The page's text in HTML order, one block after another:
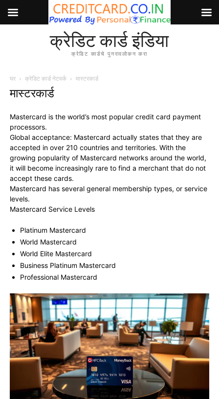
क्रेडिट कार्ड इंडिया
क्रेडिट कार्डचे पुनरावलोकन करा
घर क्रेडिट कार्ड नेटवर्क मास्टरकार्ड
मास्टरकार्ड
Mastercard is the world’s most popular credit card payment
processors.
Global acceptance: Mastercard actually states that they are
accepted in over 210 countries and territories. With the
growing popularity of Mastercard networks around the world,
it will become increasingly rare to find a merchant that do not
accept these cards.
Mastercard has several general membership types, or service
levels.
Mastercard Service Levels
Platinum Mastercard
World Mastercard
World Elite Mastercard
Business Platinum Mastercard
Professional Mastercard